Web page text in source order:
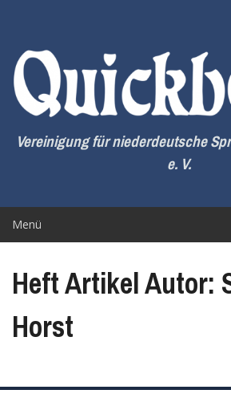
springen
Vereinigung für niederdeutsche
e. V.
Menü
Heft Artikel Autor:
Horst